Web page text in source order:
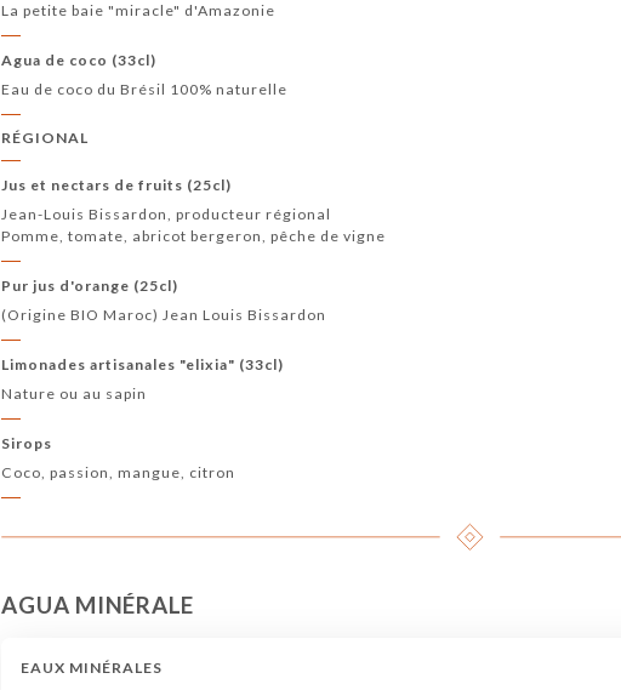
La petite baie "miracle" d'Amazonie
Agua de coco (33cl)
Eau de coco du Brésil 100% naturelle
RÉGIONAL
Jus et nectars de fruits (25cl)
Jean-Louis Bissardon, producteur régional
Pomme, tomate, abricot bergeron, pêche de vigne
Pur jus d'orange (25cl)
(Origine BIO Maroc) Jean Louis Bissardon
Limonades artisanales "elixia" (33cl)
Nature ou au sapin
Sirops
Coco, passion, mangue, citron
AGUA MINÉRALE
EAUX MINÉRALES